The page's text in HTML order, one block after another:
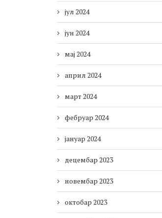
јул 2024
јун 2024
мај 2024
април 2024
март 2024
фебруар 2024
јануар 2024
децембар 2023
новембар 2023
октобар 2023